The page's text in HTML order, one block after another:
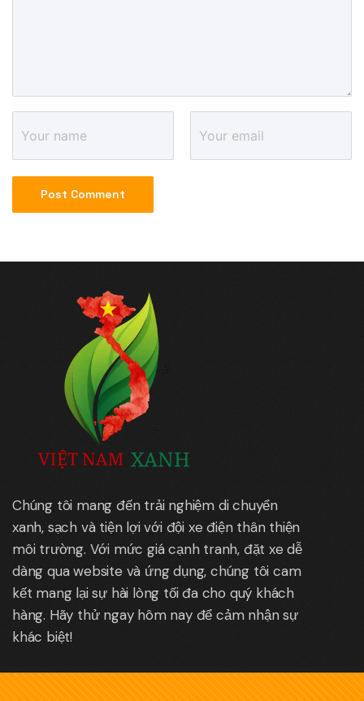
Chúng tôi mang đến trải nghiệm di chuyển
xanh, sạch và tiện lợi với đội xe điện thân thiện
môi trường. Với mức giá cạnh tranh, đặt xe dễ
dàng qua website và ứng dụng, chúng tôi cam
kết mang lại sự hài lòng tối đa cho quý khách
hàng. Hãy thử ngay hôm nay để cảm nhận sự
khác biệt!